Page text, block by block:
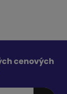
cenových